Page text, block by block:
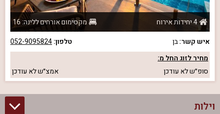
4 יחידות אירוח
מקסימום אורחים ללינה: 16
איש קשר:בן טלפון:052-9095824
מחיר לזוג החל מ:
סופ״שלא עודכן אמצ״שלא עודכן
וילות